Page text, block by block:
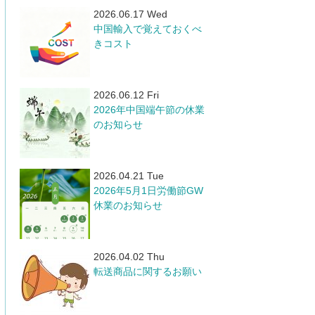
2026.06.17 Wed
中国輸入で覚えておくべ
きコスト
2026.06.12 Fri
​2026年中国端午節の休業
のお知らせ
2026.04.21 Tue
​2026年5月1日労働節GW
休業のお知らせ
2026.04.02 Thu
転送商品に関するお願い